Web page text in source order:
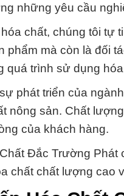
những yêu cầu
chất, chúng tôi tự
phẩm mà còn là đối
quá trình sử dụng
phát triển của
nông sản. Chất
của khách hàng.
Đắc Trường
chất chất lượng cao